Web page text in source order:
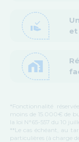
approval_delegation
et
home_work
*Fonctionnalité
moins de 15.000€ de
la loi N°65-557 du 10
**Le cas échéant, au
particulières (à charge